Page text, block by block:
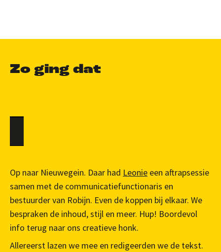
Zo ging dat
Op naar Nieuwegein. Daar had Leonie een aftrapsessie
samen met de communicatiefunctionaris en
bestuurder van Robijn. Even de koppen bij elkaar. We
bespraken de inhoud, stijl en meer. Hup! Boordevol
info terug naar ons creatieve honk.
Allereerst lazen we mee en redigeerden we de tekst.